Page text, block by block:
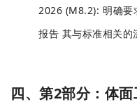
2026 (M8.2): 明确要
报告 其与标准相关的
四、第2部分：体